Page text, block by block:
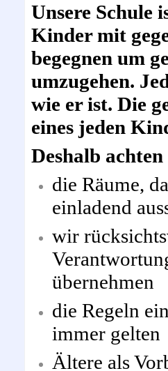
Unsere Schule
Kinder mit
begegnen um
umzugehen.
wie er ist. Die
eines jeden
Deshalb
die Räume,
einladend
wir
übernehmen
die Regeln
immer gelten
Ältere als